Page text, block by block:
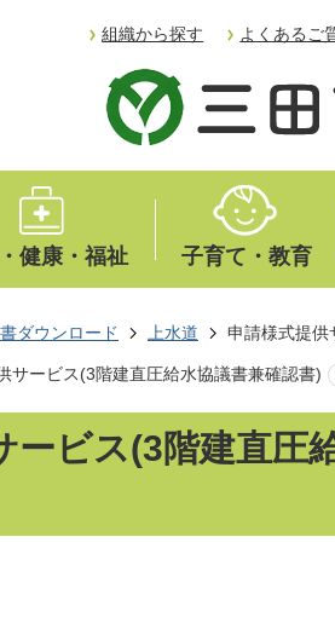
組織から探す よくあるご
健康・福祉 子育て・教育
ダウンロード 上水道 申請様式提供
サービス(3階建直圧給水協議書兼確認書)
ービス(3階建直圧